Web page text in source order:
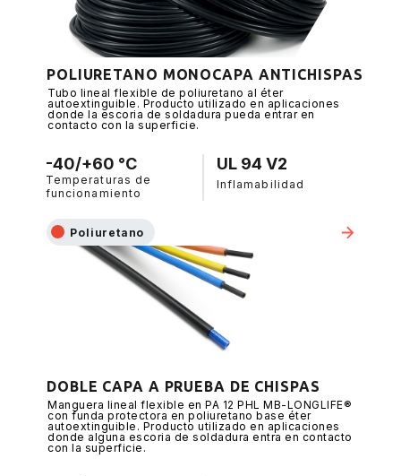
POLIURETANO MONOCAPA ANTICHISPAS
Tubo lineal flexible de poliuretano al éter
autoextinguible. Producto utilizado en aplicaciones
donde la escoria de soldadura pueda entrar en
contacto con la superficie.
-40/+60 °C
Temperaturas de
funcionamiento
UL 94 V2
Inflamabilidad
Poliuretano
DOBLE CAPA A PRUEBA DE CHISPAS
Manguera lineal flexible en PA 12 PHL MB-LONGLIFE®
con funda protectora en poliuretano base éter
autoextinguible. Producto utilizado en aplicaciones
donde alguna escoria de soldadura entra en contacto
con la superficie.